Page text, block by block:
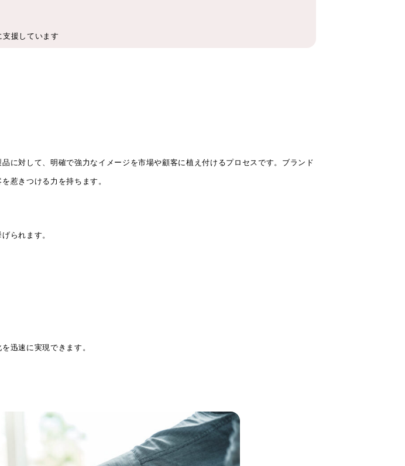
援しています
に対して、明確で強力なイメージを市場や顧客に植え付けるプロセスです。ブランド
惹きつける力を持ちます。
られます。
迅速に実現できます。